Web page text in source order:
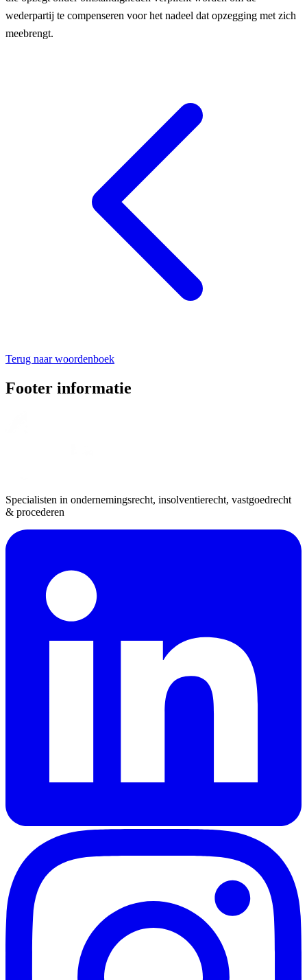
wederpartij te compenseren voor het nadeel dat opzegging met zich
meebrengt.
Terug naar woordenboek
Footer informatie
Specialisten in ondernemingsrecht, insolventierecht, vastgoedrecht
& procederen